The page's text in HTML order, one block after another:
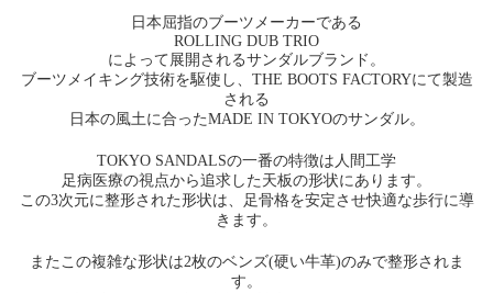
日本屈指のブーツメーカーである
ROLLING DUB TRIO
によって展開されるサンダルブランド。
ブーツメイキング技術を駆使し、THE BOOTS FACTORYにて製造
される
日本の風土に合ったMADE IN TOKYOのサンダル。
TOKYO SANDALSの一番の特徴は人間工学
足病医療の視点から追求した天板の形状にあります。
この3次元に整形された形状は、足骨格を安定させ快適な歩行に導
きます。
またこの複雑な形状は2枚のベンズ(硬い牛革)のみで整形されま
す。